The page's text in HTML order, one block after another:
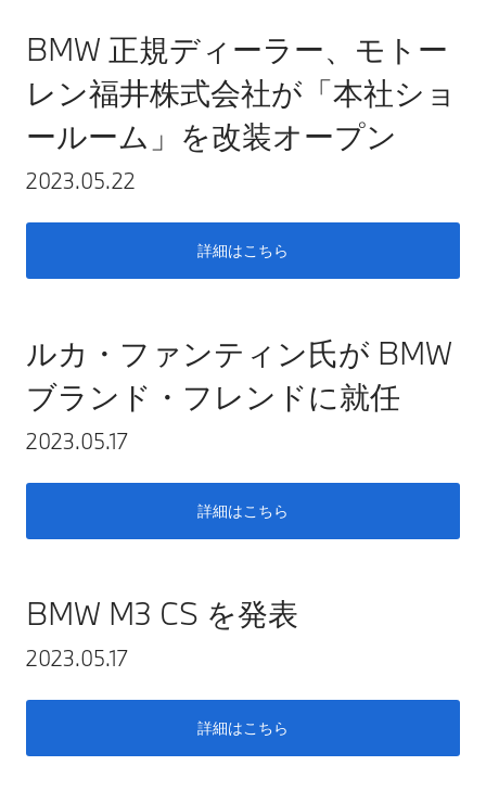
BMW 正規ディーラー、モトー
レン福井株式会社が「本社ショ
ールーム」を改装オープン
2023.05.22
詳細はこちら
ルカ・ファンティン氏が BMW
ブランド・フレンドに就任
2023.05.17
詳細はこちら
BMW M3 CS を発表
2023.05.17
詳細はこちら